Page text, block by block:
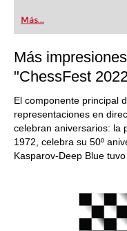
Más...
Más
"ChessFest
El componente principal
representaciones en
celebran aniversarios: la
1972, celebra su 50º
Kasparov-Deep Blue